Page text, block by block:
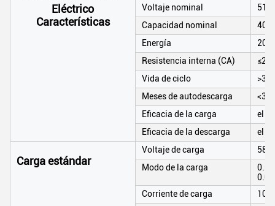
Eléctrico
Características
Voltaje nominal
Capacidad nominal
Energía
Resistencia interna (CA)
Vida de ciclo
Meses de autodescarga
<3>
Eficacia de la carga
el
Eficacia de la descarga
el
Carga estándar
Voltaje de carga
Modo de la carga
Corriente de carga